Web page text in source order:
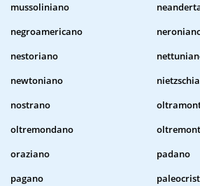
mussoliniano
negroamericano
nestoriano
newtoniano
nostrano
oltremondano
oraziano
padano
pagano